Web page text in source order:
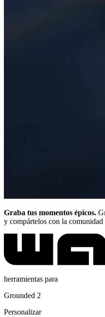
Graba tus momentos épicos.
y compártelos con la
herramientas para
Grounded 2
Personalizar